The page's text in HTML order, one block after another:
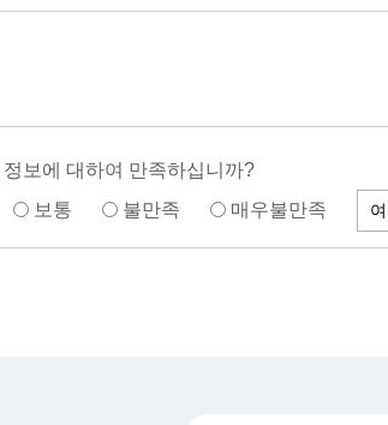
보에 대하여 만족하십니까?
보통 불만족 매우불만족